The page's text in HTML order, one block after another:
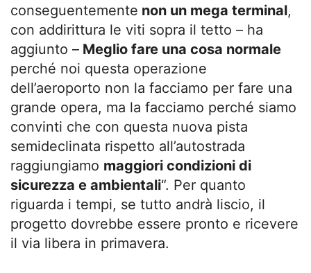
conseguentemente non un mega terminal,
con addirittura le viti sopra il tetto – ha
aggiunto – Meglio fare una cosa normale
perché noi questa operazione
dell’aeroporto non la facciamo per fare una
grande opera, ma la facciamo perché siamo
convinti che con questa nuova pista
semideclinata rispetto all’autostrada
raggiungiamo maggiori condizioni di
sicurezza e ambientali“. Per quanto
riguarda i tempi, se tutto andrà liscio, il
progetto dovrebbe essere pronto e ricevere
il via libera in primavera.